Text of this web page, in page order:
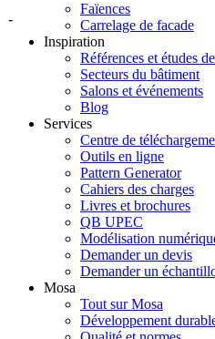
-
Faïences
Carrelage de facade
Inspiration
Références et études
Secteurs du bâtiment
Salons et événements
Blog
Services
Centre de
Outils en ligne
Pattern Generator
Cahiers des charges
Livres et brochures
QB UPEC
Modélisation
Demander un devis
Demander un
Mosa
Tout sur Mosa
Développement